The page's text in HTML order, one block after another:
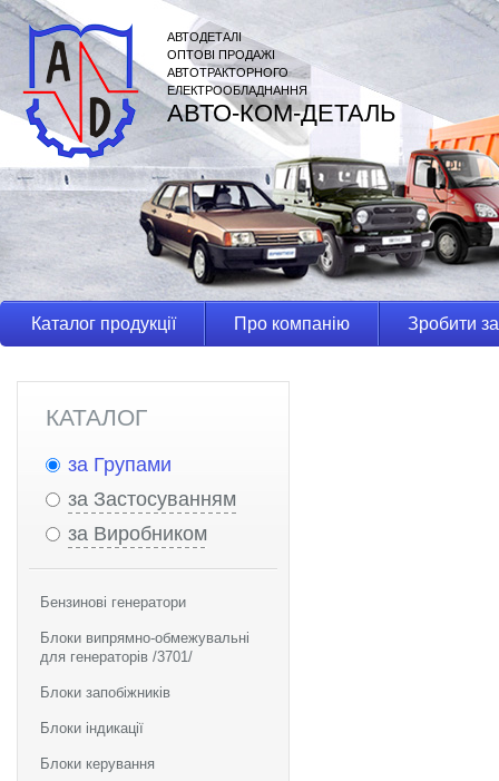
АВТОДЕТАЛІ
ОПТОВІ ПРОДАЖІ
АВТОТРАКТОРНОГО
ЕЛЕКТРООБЛАДНАННЯ
АВТО-КОМ-ДЕТАЛЬ
Каталог продукції Про компанію Зробити
КАТАЛОГ
за Групами
за Застосуванням
за Виробником
Бензинові генератори
Блоки випрямно-обмежувальні
для генераторів /3701/
Блоки запобіжників
Блоки індикації
Блоки керування